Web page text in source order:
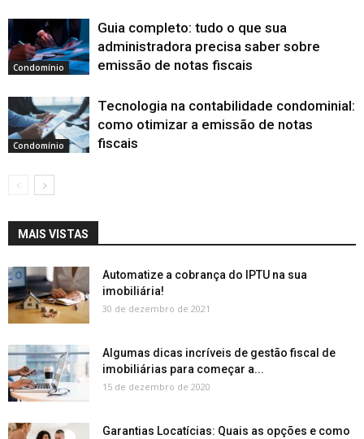
Condomínio
Guia completo: tudo o que sua
administradora precisa saber sobre
emissão de notas fiscais
Condomínio
Tecnologia na contabilidade condominial:
como otimizar a emissão de notas
fiscais
MAIS VISTAS
Automatize a cobrança do IPTU na sua
imobiliária!
30 de dezembro de 2021
Algumas dicas incríveis de gestão fiscal de
imobiliárias para começar a...
15 de dezembro de 2020
Garantias Locatícias: Quais as opções e como